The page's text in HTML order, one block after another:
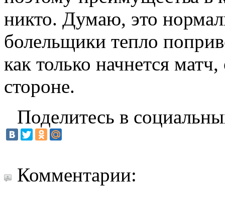
никто. Думаю, это
болельщики тепло
как только начнется
стороне.
Поделитесь в
Комментарии: